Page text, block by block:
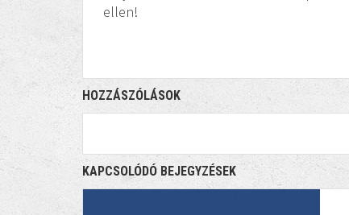
ellen!
HOZZÁSZÓLÁSOK
KAPCSOLÓDÓ BEJEGYZÉSEK